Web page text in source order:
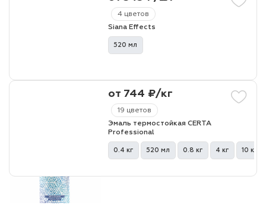
4 цветов
Siana Effects
520 мл
19 цветов
от 744 ₽/кг
Эмаль термостойкая CERTA
Professional
0.4 кг 520 мл 0.8 кг 4 кг 10 кг